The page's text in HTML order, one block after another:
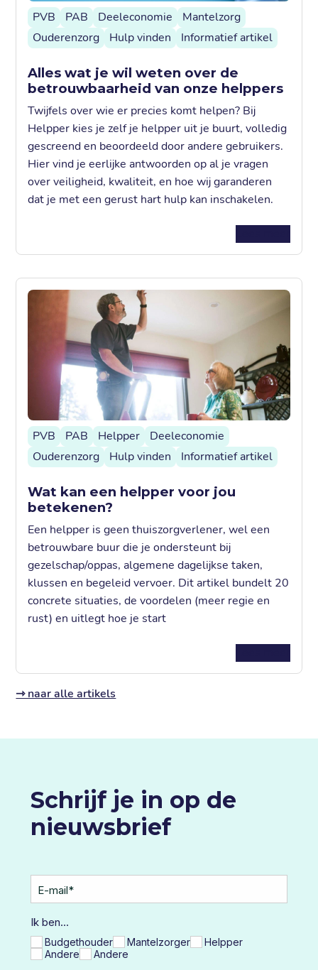
PVB PAB Deeleconomie
Mantelzorg
Ouderenzorg
Hulp vinden Informatief artikel
Alles wat je wil weten over de
betrouwbaarheid van onze helppers
Twijfels over wie er precies komt helpen? Bij
Helpper kies je zelf je helpper uit je buurt, volledig
gescreend en beoordeeld door andere gebruikers.
Hier vind je eerlijke antwoorden op al je vragen
over veiligheid, kwaliteit, en hoe wij garanderen
dat je met een gerust hart hulp kan inschakelen.
PVB PAB Helpper
Deeleconomie
Ouderenzorg
Hulp vinden Informatief artikel
Wat kan een helpper voor jou
betekenen?
Een helpper is geen thuiszorgverlener, wel een
betrouwbare buur die je ondersteunt bij
gezelschap/oppas, algemene dagelijkse taken,
klussen en begeleid vervoer. Dit artikel bundelt 20
concrete situaties, de voordelen (meer regie en
rust) en uitlegt hoe je start
⇾ naar alle artikels
E-mail*
Ik ben...
Budgethouder Mantelzorger
Helpper
Andere
Andere
Schrijf je in op de
nieuwsbrief